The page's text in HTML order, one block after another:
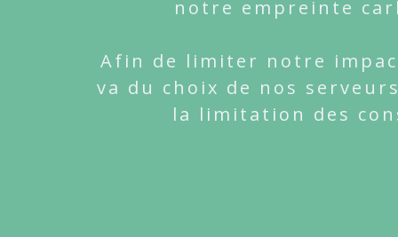
notre empreinte
Afin de limiter notre
va du choix de nos
la limitation des